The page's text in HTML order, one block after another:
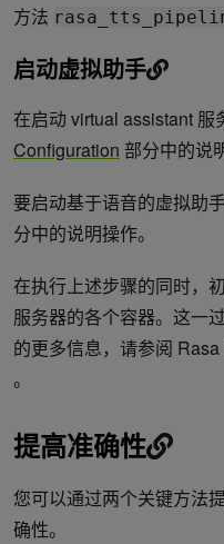
方法
启动虚拟助手
在启动 virtual assistant 服
Configuration 部分中的说
要启动基于语音的虚拟助
分中的说明操作。
在执行上述步骤的同时，
服务器的各个容器。这一
的更多信息，请参阅 Rasa
。
提高准确性
您可以通过两个关键方法
确性。